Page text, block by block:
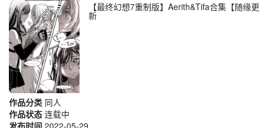
【最终幻想7重制版】Aerith&Tifa合集【随缘更
新
作品分类 同人
作品状态 连载中